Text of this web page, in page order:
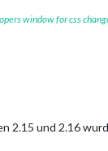
window for css
2.15 und 2.16